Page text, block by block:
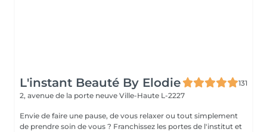
L'instant Beauté By Elodie
131
2, avenue de la porte neuve Ville-Haute L-2227
Envie de faire une pause, de vous relaxer ou tout simplement
de prendre soin de vous ? Franchissez les portes de l'institut et